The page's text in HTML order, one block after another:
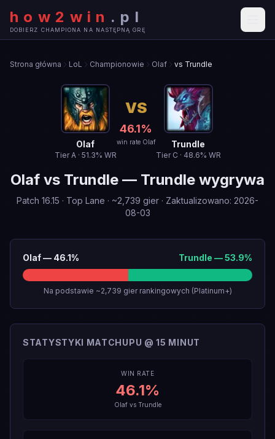
how2win . pl
DOBIERZ CHAMPIONA NA NASTĘPNĄ GRĘ
Strona główna LoL Championowie Olaf vs Trundle
Olaf
TierA· 51.3% WR
VS
46.1%
win rate Olaf Trundle
Tier C · 48.6% WR
Olaf vs Trundle — Trundle wygrywa
Patch 16.15 · Top Lane · ~2,739 gier · Zaktualizowano: 2026-
08-03
Olaf— 46.1% Trundle —53.9%
Na podstawie ~2,739 gier rankingowych (Platinum+)
STATYSTYKI MATCHUPU @ 15 MINUT
WIN RATE
46.1%
Olafvs Trundle